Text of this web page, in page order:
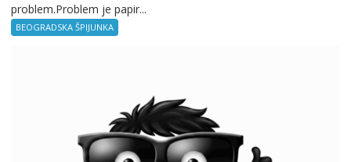
problem.Problem je papir...
BEOGRADSKA ŠPIJUNKA